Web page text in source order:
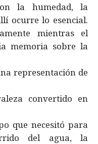
la humedad, la
ocurre lo esencial.
mientras el
memoria sobre la
representación de
convertido en
que necesitó para
del agua, la